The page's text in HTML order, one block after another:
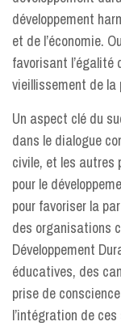
développement
et de l’économie.
favorisant l’égalité
vieillissement de la
Un aspect clé du
dans le dialogue
civile, et les autres
pour le
pour favoriser la
des organisations
Développement
éducatives, des
prise de
l’intégration de